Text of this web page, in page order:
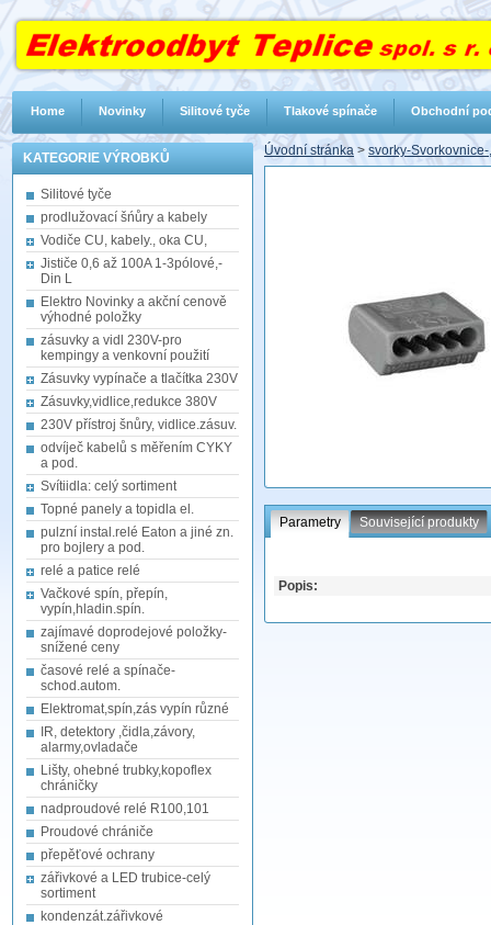
KATEGORIE VÝROBKŮ
Silitové tyče
prodlužovací šńůry a kabely
Vodiče CU, kabely., oka CU,
Jističe 0,6 až 100A 1-3pólové,-
Din L
Elektro Novinky a akční cenově
výhodné položky
zásuvky a vidl 230V-pro
kempingy a venkovní použití
Zásuvky vypínače a tlačítka 230V
Zásuvky,vidlice,redukce 380V
230V přístroj šnůry, vidlice.zásuv.
odvíječ kabelů s měřením CYKY
a pod.
Svítiidla: celý sortiment
Topné panely a topidla el.
pulzní instal.relé Eaton a jiné zn.
pro bojlery a pod.
relé a patice relé
Vačkové spín, přepín,
vypín,hladin.spín.
zajímavé doprodejové položky-
snížené ceny
časové relé a spínače-
schod.autom.
Elektromat,spín,zás vypín různé
IR, detektory ,čidla,závory,
alarmy,ovladače
Lišty, ohebné trubky,kopoflex
chráničky
nadproudové relé R100,101
Proudové chrániče
přepěťové ochrany
zářivkové a LED trubice-celý
sortiment
kondenzát.zářivkové
Úvodní stránka > svorky-
Parametry Související produkty
Popis:
Home Novinky Silitové tyče Tlakové spínače Obchodní